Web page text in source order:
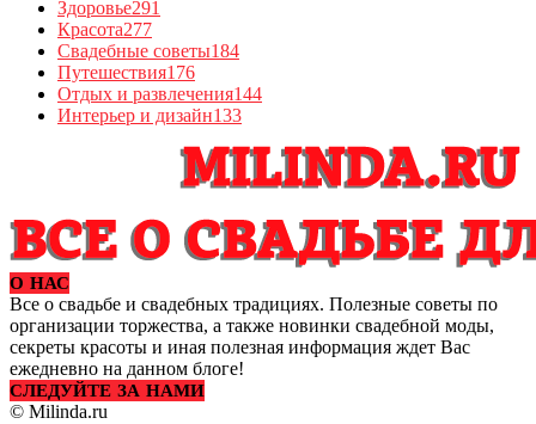
Здоровье291
Красота277
Свадебные советы184
Путешествия176
Отдых и развлечения144
Интерьер и дизайн133
О НАС
Все о свадьбе и свадебных традициях. Полезные советы по
организации торжества, а также новинки свадебной моды,
секреты красоты и иная полезная информация ждет Вас
ежедневно на данном блоге!
СЛЕДУЙТЕ ЗА НАМИ
© Milinda.ru